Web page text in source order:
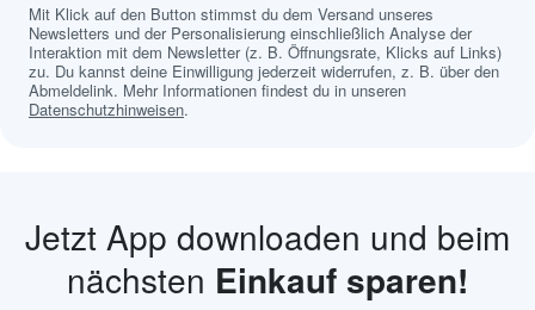
Mit Klick auf den Button stimmst du dem Versand unseres
Newsletters und der Personalisierung einschließlich Analyse der
Interaktion mit dem Newsletter (z. B. Öffnungsrate, Klicks auf Links)
zu. Du kannst deine Einwilligung jederzeit widerrufen, z. B. über den
Abmeldelink. Mehr Informationen findest du in unseren
Datenschutzhinweisen.
Jetzt App downloaden und beim
nächsten Einkauf sparen!